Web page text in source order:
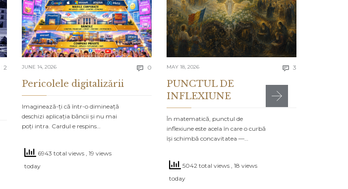
2 Comments
JUNE 14, 2026  0 Comments
Pericolele digitalizării
Imaginează-ți că într-o dimineață
deschizi aplicația băncii și nu mai
poți intra. Cardul e respins…
6943 total views , 19 views
today
MAY 18, 2026  3
PUNCTUL DE
INFLEXIUNE
În matematică, punctul de
inflexiune este acela în care o curbă
își schimbă concavitatea —…
5042 total views , 18 views
today